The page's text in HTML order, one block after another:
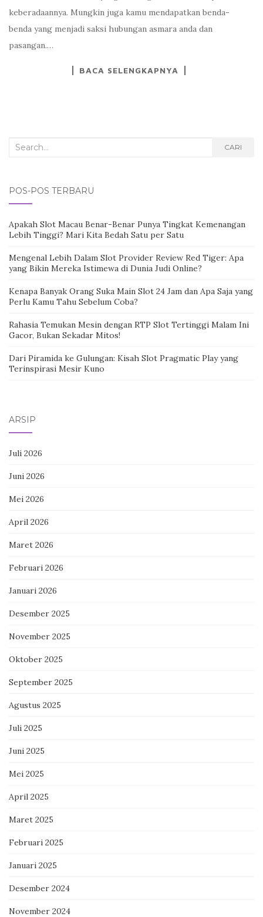
keberadaannya. Mungkin juga kamu mendapatkan benda-
benda yang menjadi saksi hubungan asmara anda dan
pasangan.…
BACA SELENGKAPNYA
Search
CARI
POS-POS TERBARU
Apakah Slot Macau Benar-Benar Punya Tingkat Kemenangan
Lebih Tinggi? Mari Kita Bedah Satu per Satu
Mengenal Lebih Dalam Slot Provider Review Red Tiger: Apa
yang Bikin Mereka Istimewa di Dunia Judi Online?
Kenapa Banyak Orang Suka Main Slot 24 Jam dan Apa Saja yang
Perlu Kamu Tahu Sebelum Coba?
Rahasia Temukan Mesin dengan RTP Slot Tertinggi Malam Ini
Gacor, Bukan Sekadar Mitos!
Dari Piramida ke Gulungan: Kisah Slot Pragmatic Play yang
Terinspirasi Mesir Kuno
ARSIP
Juli 2026
Juni 2026
Mei 2026
April 2026
Maret 2026
Februari 2026
Januari 2026
Desember 2025
November 2025
Oktober 2025
September 2025
Agustus 2025
Juli 2025
Juni 2025
Mei 2025
April 2025
Maret 2025
Februari 2025
Januari 2025
Desember 2024
November 2024